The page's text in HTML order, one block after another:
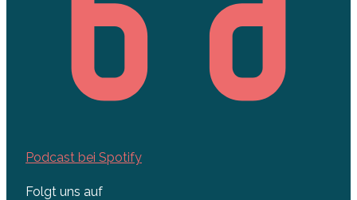
Podcast bei Spotify
Folgt uns auf